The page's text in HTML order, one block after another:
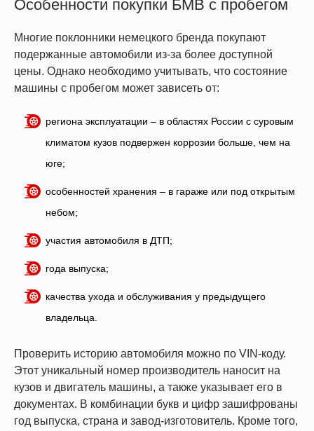
Особенности покупки БМВ с пробегом
Многие поклонники немецкого бренда покупают
подержанные автомобили из-за более доступной
цены. Однако необходимо учитывать, что состояние
машины с пробегом может зависеть от:
региона эксплуатации – в областях России с суровым
климатом кузов подвержен коррозии больше, чем на
юге;
особенностей хранения – в гараже или под открытым
небом;
участия автомобиля в ДТП;
года выпуска;
качества ухода и обслуживания у предыдущего
владельца.
Проверить историю автомобиля можно по VIN-коду.
Этот уникальный номер производитель наносит на
кузов и двигатель машины, а также указывает его в
документах. В комбинации букв и цифр зашифрованы
год выпуска, страна и завод-изготовитель. Кроме того,